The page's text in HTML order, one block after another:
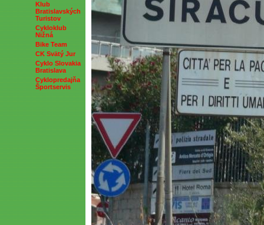
Klub
Bratislavských
Turistov
Cykloklub
Nižná
Bike Team
CK Svätý Jur
Cyklo Slovakia
Bratislava
Cyklopredajňa
Športservis